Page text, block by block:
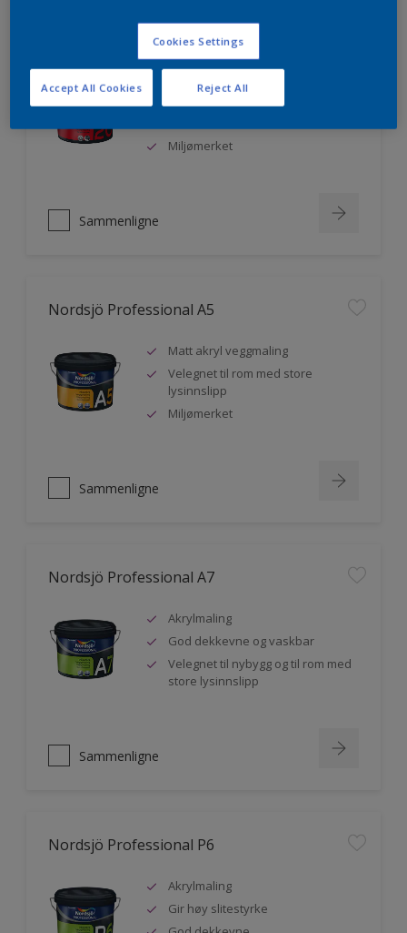
Nordsjö Professional 20
Veggmaling med god dekkevne
Utviklet av og for profesjonelle
Miljømerket
Sammenligne
Nordsjö Professional A5
Matt akryl veggmaling
Velegnet til rom med store
lysinnslipp
Miljømerket
Sammenligne
Nordsjö Professional A7
Akrylmaling
God dekkevne og vaskbar
Velegnet til nybygg og til rom med
store lysinnslipp
Sammenligne
Nordsjö Professional P6
Akrylmaling
Gir høy slitestyrke
Cookies Settings
Reject All
Accept All Cookies